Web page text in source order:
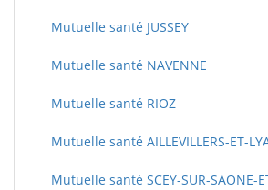
Mutuelle santé JUSSEY
Mutuelle santé NAVENNE
Mutuelle santé RIOZ
Mutuelle santé AILLEVILLERS-ET-
Mutuelle santé SCEY-SUR-SAONE-